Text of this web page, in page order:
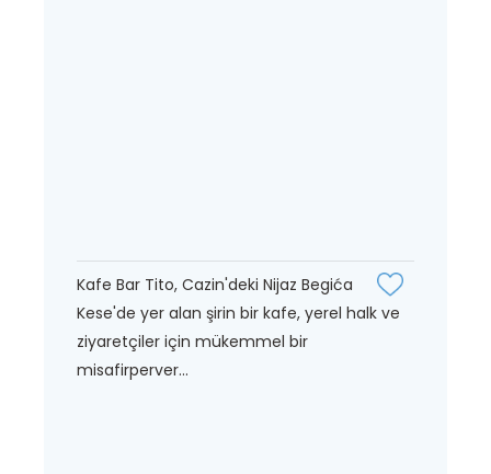
Kafe Bar Tito, Cazin'deki Nijaz Begića
Kese'de yer alan şirin bir kafe, yerel halk ve
ziyaretçiler için mükemmel bir
misafirperver...